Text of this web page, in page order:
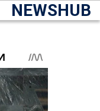
NEWSHUB